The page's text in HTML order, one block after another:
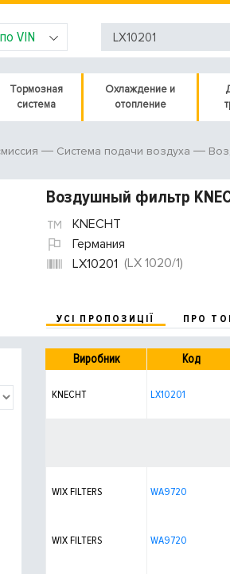
VIN
Тормозная
система
Охлаждение и
отопление
Система подачи воздуха
Воздушный фильтр
KNECHT
Германия
LX10201 (LX 1020/1)
УСІ ПРОПОЗИЦІЇ ПРО
Виробник Код
KNECHT LX10201
WIX FILTERS WA9720
WIX FILTERS WA9720